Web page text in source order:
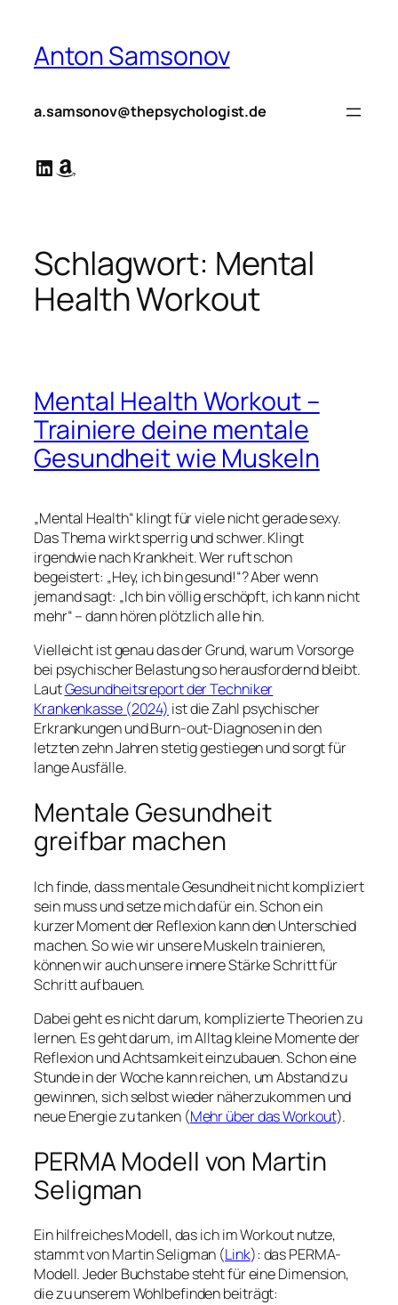
springen
Anton Samsonov
a.samsonov@thepsychologist.de
LinkedIn
Amazon
Schlagwort: Mental
Health Workout
Mental Health Workout –
Trainiere deine mentale
Gesundheit wie Muskeln
„Mental Health“ klingt für viele nicht gerade sexy.
Das Thema wirkt sperrig und schwer. Klingt
irgendwie nach Krankheit. Wer ruft schon
begeistert: „Hey, ich bin gesund!“? Aber wenn
jemand sagt: „Ich bin völlig erschöpft, ich kann nicht
mehr“ – dann hören plötzlich alle hin.
Vielleicht ist genau das der Grund, warum Vorsorge
bei psychischer Belastung so herausfordernd bleibt.
LautGesundheitsreport der Techniker
Krankenkasse (2024) ist die Zahl psychischer
Erkrankungen und Burn-out-Diagnosen in den
letzten zehn Jahren stetig gestiegen und sorgt für
lange Ausfälle.
Mentale Gesundheit
greifbar machen
Ich finde, dass mentale Gesundheit nicht kompliziert
sein muss und setze mich dafür ein. Schon ein
kurzer Moment der Reflexion kann den Unterschied
machen. So wie wir unsere Muskeln trainieren,
können wir auch unsere innere Stärke Schritt für
Schritt aufbauen.
Dabei geht es nicht darum, komplizierte Theorien zu
lernen. Es geht darum, im Alltag kleine Momente der
Reflexion und Achtsamkeit einzubauen. Schon eine
Stunde in der Woche kann reichen, um Abstand zu
gewinnen, sich selbst wieder näherzukommen und
neue Energie zu tanken (Mehr über das Workout).
PERMA Modell von Martin
Seligman
Ein hilfreiches Modell, das ich im Workout nutze,
stammt von Martin Seligman (Link): das PERMA-
Modell. Jeder Buchstabe steht für eine Dimension,
die zu unserem Wohlbefinden beiträgt: